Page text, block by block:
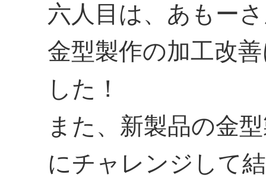
六人目は、あもー
金型製作の加工改
した！
また、新製品の金
にチャレンジして